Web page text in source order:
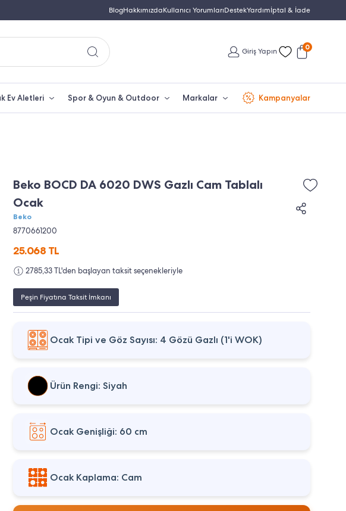
Yetkili Servis & Türkiye Distribütör Garantisi Türkiye'nin En Büyük Beko
BlogHakkımızdaKullanıcı YorumlarıDestekYardımİptal & İade
Giriş Yapın 0
Ev Aletleri Spor & Oyun & Outdoor Markalar Kampanyalar
Beko BOCD DA 6020 DWS Gazlı Cam Tablalı
Ocak
Beko
8770661200
25.068 TL
2785,33 TL'den başlayan taksit seçenekleriyle
Peşin Fiyatına Taksit İmkanı
Ocak Tipi ve Göz Sayısı: 4 Gözü Gazlı (1'i WOK)
Ürün Rengi: Siyah
Ocak Genişliği: 60 cm
Ocak Kaplama: Cam